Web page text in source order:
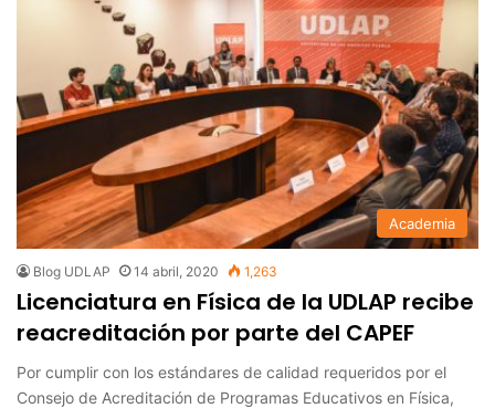
Academia
Blog UDLAP 14 abril, 2020 1,263
Licenciatura en Física de la UDLAP recibe
reacreditación por parte del CAPEF
Por cumplir con los estándares de calidad requeridos por el
Consejo de Acreditación de Programas Educativos en Física,